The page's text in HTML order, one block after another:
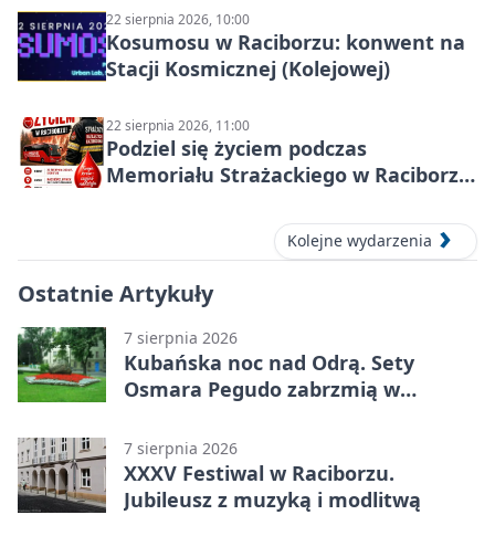
22 sierpnia 2026, 10:00
Kosumosu w Raciborzu: konwent na
Stacji Kosmicznej (Kolejowej)
22 sierpnia 2026, 11:00
Podziel się życiem podczas
Memoriału Strażackiego w Raciborzu
Kolejne wydarzenia
Ostatnie Artykuły
7 sierpnia 2026
Kubańska noc nad Odrą. Sety
Osmara Pegudo zabrzmią w
7 sierpnia 2026
XXXV Festiwal w Raciborzu.
Jubileusz z muzyką i modlitwą